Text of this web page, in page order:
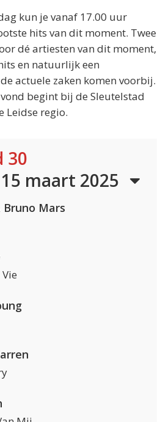
kun je vanaf 17.00 uur
hits van dit moment. Twee
dé artiesten van dit moment,
en natuurlijk een
actuele zaken komen voorbij.
begint bij de Sleutelstad
Leidse regio.
30
15 maart 2025
Bruno Mars